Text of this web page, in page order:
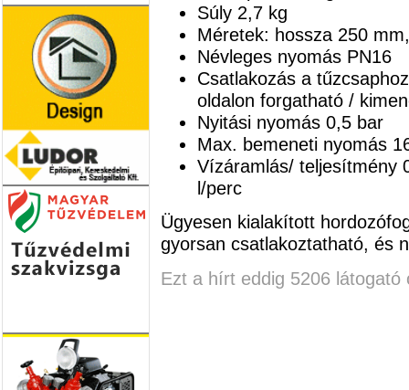
Súly 2,7 ​​kg
Méretek: hossza 250
Névleges nyomás PN16
Csatlakozás a
oldalon forgatható /
Nyitási nyomás 0,5 bar
Max. bemeneti nyomás
Vízáramlás/ teljesítmény
l/perc
Ügyesen kialakított
gyorsan csatlakoztatható, és
Ezt a hírt eddig 5206 látogató